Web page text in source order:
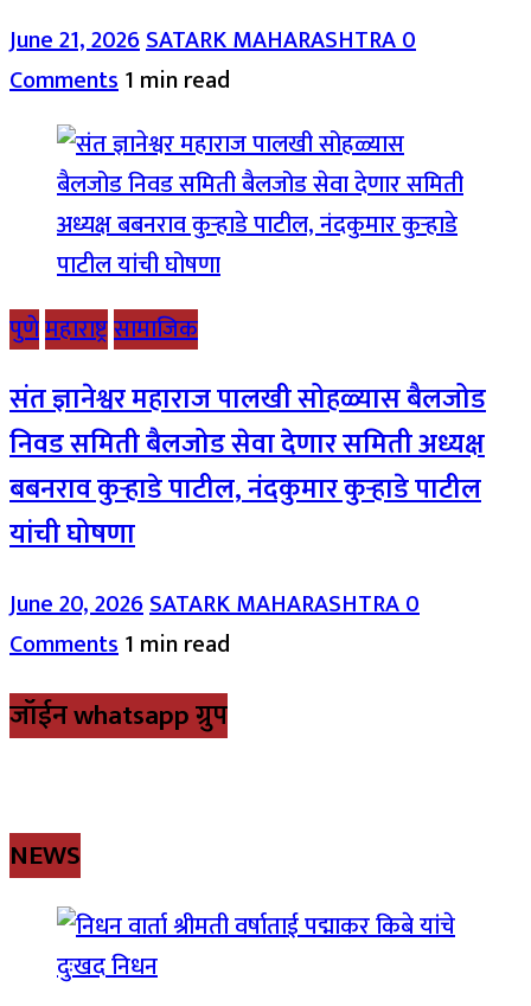
June 21, 2026SATARK MAHARASHTRA0
Comments1 min read
पुणेमहाराष्ट्रसामाजिक
संत ज्ञानेश्वर महाराज पालखी सोहळ्यास बैलजोड
निवड समिती बैलजोड सेवा देणार समिती अध्यक्ष
बबनराव कुऱ्हाडे पाटील, नंदकुमार कुऱ्हाडे पाटील
यांची घोषणा
June 20, 2026SATARK MAHARASHTRA0
Comments1 min read
जॉईन whatsapp ग्रुप
NEWS